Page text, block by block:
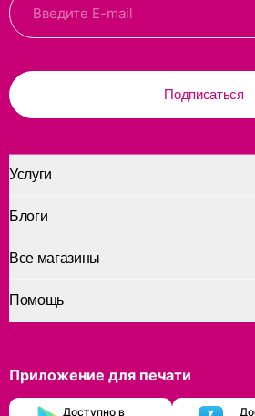
Подписаться
Услуги
Помощь
Блоги
Все магазины
Приложение для печати
Доступно в